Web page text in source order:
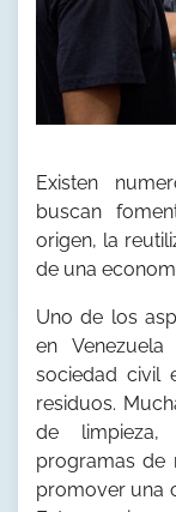
Existen
buscan
origen, la
de una
Uno de los
en
sociedad civil
residuos.
de limpieza,
programas de
promover una